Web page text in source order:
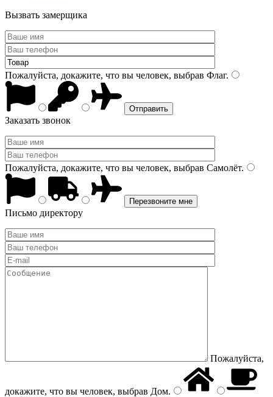
Вызвать замерщика
Пожалуйста, докажите, что вы человек, выбрав Флаг.
Заказать звонок
Пожалуйста, докажите, что вы человек, выбрав Самолёт.
Письмо директору
Пожалуйста,
докажите, что вы человек, выбрав Дом.